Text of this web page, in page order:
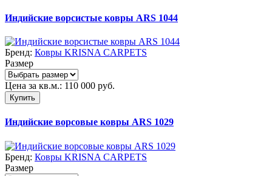
Индийские ворсистые ковры ARS 1044
Бренд: Ковры KRISNA CARPETS
Размер
Цена за кв.м.: 110 000 руб.
Купить
Индийские ворсовые ковры ARS 1029
Бренд: Ковры KRISNA CARPETS
Размер